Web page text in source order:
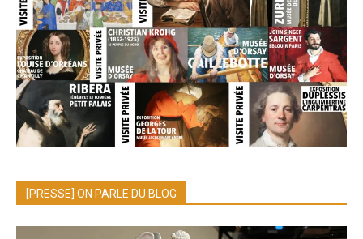
[PRESSE] ON PARLE DU BLOG